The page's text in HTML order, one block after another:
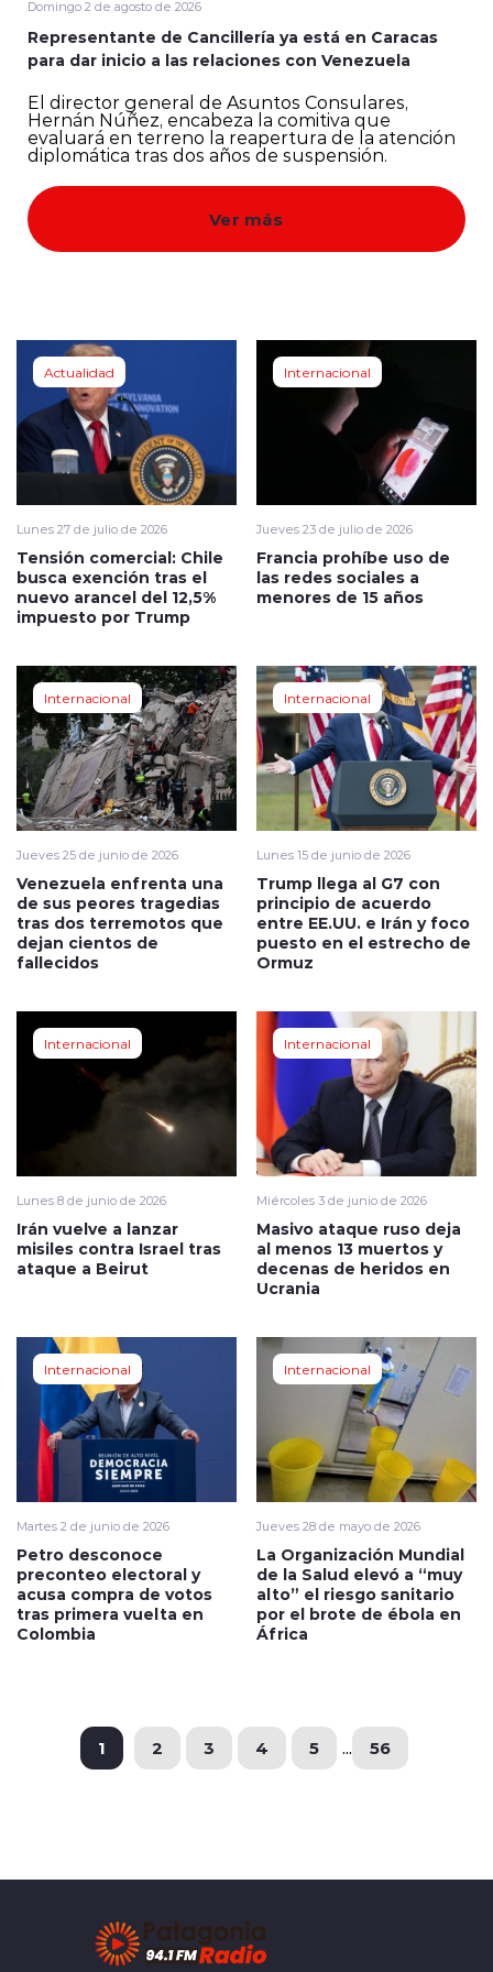
Quienes Somos
Domingo 2 de agosto de 2026
Representante de Cancillería ya está en Caracas
para dar inicio a las relaciones con Venezuela
El director general de Asuntos Consulares,
Hernán Núñez, encabeza la comitiva que
evaluará en terreno la reapertura de la atención
diplomática tras dos años de suspensión.
Ver más
Actualidad
Lunes 27 de julio de 2026
Tensión comercial: Chile
busca exención tras el
nuevo arancel del 12,5%
impuesto por Trump
Internacional
Jueves 23 de julio de 2026
Francia prohíbe uso de
las redes sociales a
menores de 15 años
Internacional
Jueves 25 de junio de 2026
Venezuela enfrenta una
de sus peores tragedias
tras dos terremotos que
dejan cientos de
fallecidos
Internacional
Lunes 15 de junio de 2026
Trump llega al G7 con
principio de acuerdo
entre EE.UU. e Irán y foco
puesto en el estrecho de
Ormuz
Internacional
Lunes 8 de junio de 2026
Irán vuelve a lanzar
misiles contra Israel tras
ataque a Beirut
Internacional
Miércoles 3 de junio de 2026
Masivo ataque ruso deja
al menos 13 muertos y
decenas de heridos en
Ucrania
Internacional
Martes 2 de junio de 2026
Petro desconoce
preconteo electoral y
acusa compra de votos
tras primera vuelta en
Colombia
Internacional
Jueves 28 de mayo de 2026
La Organización Mundial
de la Salud elevó a “muy
alto” el riesgo sanitario
por el brote de ébola en
África
1 2 3 4 5 ... 56